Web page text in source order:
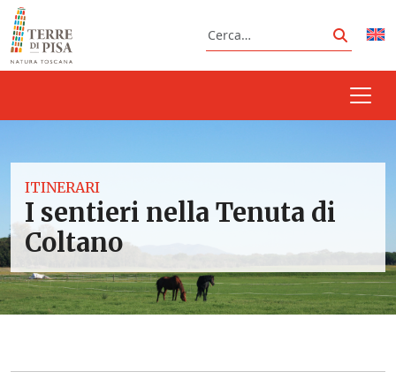
Vai al contenuto
Cerca
Cerca
ITINERARI
I sentieri nella Tenuta di
Coltano